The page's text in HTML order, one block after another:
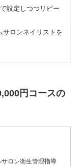
設定しつつリピー
サロンネイリストを
円コースの
ロン衛生管理指導